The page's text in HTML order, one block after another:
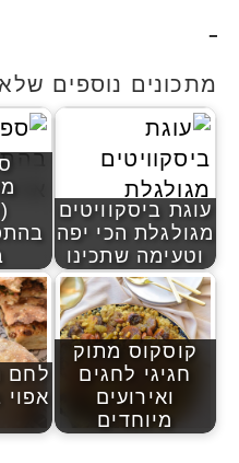
מתכונים נוספים
עוגת ביסקוויטים
מגולגלת הכי יפה
וטעימה שתכינו
קוסקוס מתוק
חגיגי לחגים
ואירועים
מיוחדים
לחם